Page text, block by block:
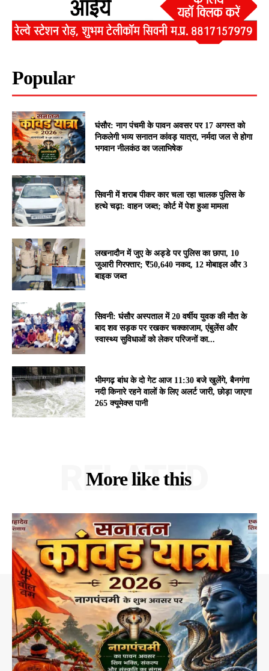
Popular
घंसौर: नाग पंचमी के पावन अवसर पर 17 अगस्त को
निकलेगी भव्य सनातन कांवड़ यात्रा, नर्मदा जल से होगा
भगवान नीलकंठ का जलाभिषेक
सिवनी में शराब पीकर कार चला रहा चालक पुलिस के
हत्थे चढ़ा: वाहन जब्त; कोर्ट में पेश हुआ मामला
लखनादौन में जुए के अड्डे पर पुलिस का छापा, 10
जुआरी गिरफ्तार; ₹50,640 नकद, 12 मोबाइल और 3
बाइक जब्त
सिवनी: घंसौर अस्पताल में 20 वर्षीय युवक की मौत के
बाद शव सड़क पर रखकर चक्काजाम, एंबुलेंस और
स्वास्थ्य सुविधाओं को लेकर परिजनों का...
भीमगढ़ बांध के दो गेट आज 11:30 बजे खुलेंगे, बैनगंगा
नदी किनारे रहने वालों के लिए अलर्ट जारी, छोड़ा जाएगा
265 क्यूमेक्स पानी
More like this
RELATED